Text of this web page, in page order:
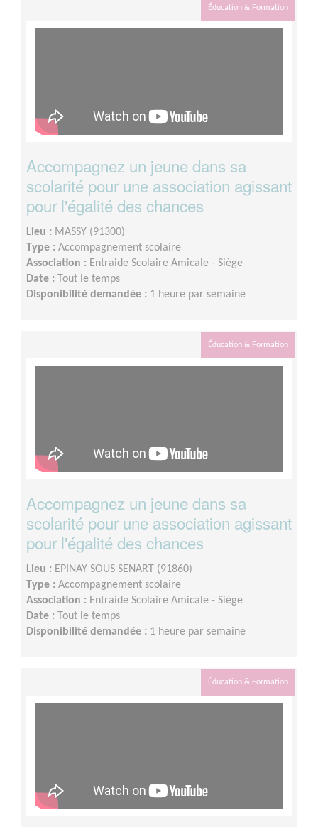
Éducation & Formation
Accompagnez un jeune dans sa
scolarité pour une association agissant
pour l'égalité des chances
Lieu : MASSY (91300)
Type : Accompagnement scolaire
Association : Entraide Scolaire Amicale - Siège
Date :
Tout le temps
Disponibilité demandée : 1 heure par semaine
Éducation & Formation
Accompagnez un jeune dans sa
scolarité pour une association agissant
pour l'égalité des chances
Lieu : EPINAY SOUS SENART (91860)
Type : Accompagnement scolaire
Association : Entraide Scolaire Amicale - Siège
Date :
Tout le temps
Disponibilité demandée : 1 heure par semaine
Éducation & Formation